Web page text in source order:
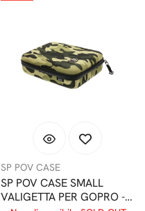
SP POV CASE
SP POV CASE SMALL
VALIGETTA PER GOPRO -